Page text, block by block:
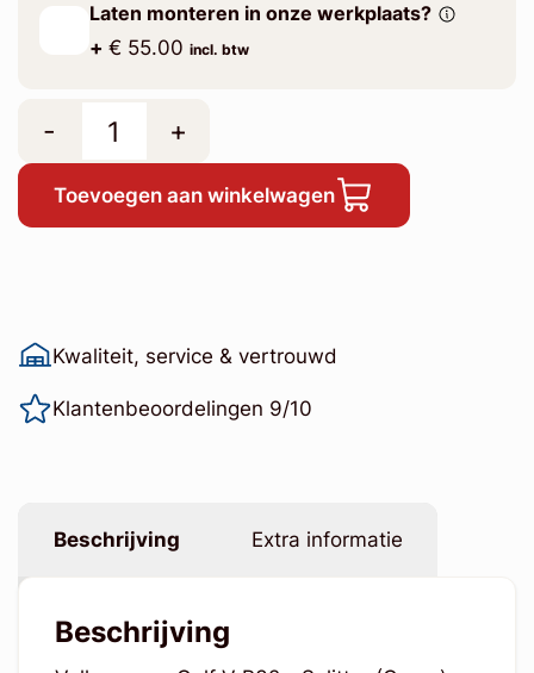
Laten monteren in onze werkplaats?
+ € 55.00 incl. btw
- +
Toevoegen aan winkelwagen
Kwaliteit, service & vertrouwd
Klantenbeoordelingen 9/10
Beschrijving Extra informatie
Beschrijving